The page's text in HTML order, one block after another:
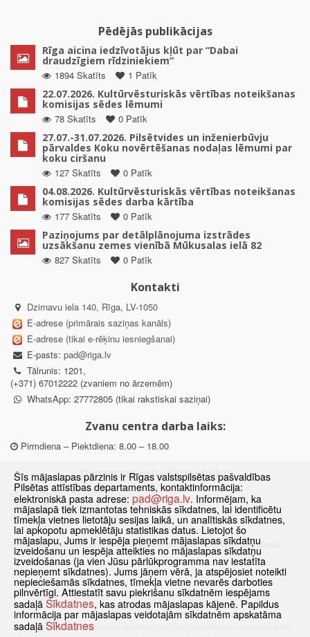
Pēdējās publikācijas
Rīga aicina iedzīvotājus kļūt par “Dabai
draudzīgiem rīdziniekiem”
1894 Skatīts
1 Patīk
22.07.2026. Kultūrvēsturiskās vērtības noteikšanas
komisijas sēdes lēmumi
78 Skatīts
0 Patīk
27.07.-31.07.2026. Pilsētvides un inženierbūvju
pārvaldes Koku novērtēšanas nodaļas lēmumi par
koku ciršanu
127 Skatīts
0 Patīk
04.08.2026. Kultūrvēsturiskās vērtības noteikšanas
komisijas sēdes darba kārtība
177 Skatīts
0 Patīk
Paziņojums par detālplānojuma izstrādes
uzsākšanu zemes vienībā Mūkusalas ielā 82
827 Skatīts
0 Patīk
Kontakti
Dzirnavu iela 140, Rīga, LV-1050
E-adrese (primārais saziņas kanāls)
E-adrese (tikai e-rēķinu iesniegšanai)
E-pasts: pad@riga.lv
Tālrunis: 1201,
(+371) 67012222 (zvaniem no ārzemēm)
WhatsApp: 27772805 (tikai rakstiskai saziņai)
Zvanu centra darba laiks:
Pirmdiena – Piektdiena: 8.00 – 18.00
Departamenta darba laiks:
Pirmdiena, Ceturtdiena: 8.30 – 18.00
Otrdiena, Trešdiena: 8.30 – 17.00
Piektdiena: 8.30 – 15.00
Klātienes konsultācijas pieejamas tikai ar iepriekšēju pierakstu.
Sākums Jaunumi Biežāk uzdotie jautājumi
Lapas karte
Sīkdatnes
Kontakti
© 2021 Rīgas valstspilsētas pašvaldības Pilsētas attīstības departaments.
Šīs mājaslapas pārzinis ir Rīgas valstspilsētas pašvaldības
Pilsētas attīstības departaments, kontaktinformācija:
elektroniskā pasta adrese: pad@riga.lv. Informējam, ka
mājaslapā tiek izmantotas tehniskās sīkdatnes, lai identificētu
tīmekļa vietnes lietotāju sesijas laikā, un analītiskās sīkdatnes,
lai apkopotu apmeklētāju statistikas datus. Lietojot šo
mājaslapu, Jums ir iespēja pieņemt mājaslapas sīkdatņu
izveidošanu un iespēja atteikties no mājaslapas sīkdatņu
izveidošanas (ja vien Jūsu pārlūkprogramma nav iestatīta
nepieņemt sīkdatnes). Jums jāņem vērā, ja atspējosiet noteikti
nepieciešamās sīkdatnes, tīmekļa vietne nevarēs darboties
pilnvērtīgi. Attiestatīt savu piekrišanu sīkdatnēm iespējams
sadaļā Sīkdatnes, kas atrodas mājaslapas kājenē. Papildus
informācija par mājaslapas veidotajām sīkdatnēm apskatāma
sadaļā Sīkdatnes